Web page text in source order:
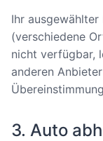
Ihr
(verschiedene
nicht verfügbar,
anderen
3. Auto